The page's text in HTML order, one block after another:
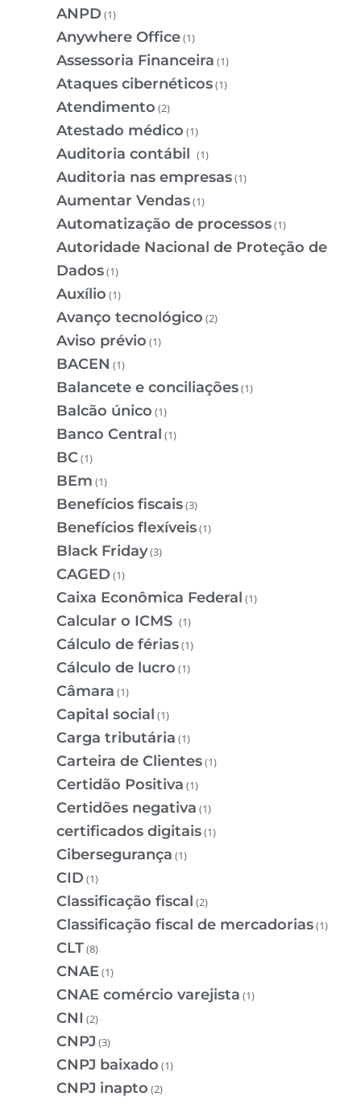
ANPD (1)
Anywhere Office(1)
Assessoria Financeira (1)
Ataques cibernéticos(1)
Atendimento (2)
Atestado médico (1)
Auditoria contábil (1)
Auditoria nas empresas(1)
Aumentar Vendas(1)
Automatização de processos(1)
Autoridade Nacional de Proteção de
Dados(1)
Auxílio (1)
Avanço tecnológico (2)
Aviso prévio (1)
BACEN (1)
Balancete e conciliações(1)
Balcão único (1)
Banco Central (1)
BC(1)
BEm (1)
Benefícios fiscais(3)
Benefícios flexíveis(1)
Black Friday(3)
CAGED (1)
Caixa Econômica Federal (1)
Calcular o ICMS (1)
Cálculo de férias(1)
Cálculo de lucro (1)
Câmara (1)
Capital social (1)
Carga tributária (1)
Carteira de Clientes(1)
Certidão Positiva (1)
Certidões negativa (1)
certificados digitais(1)
Cibersegurança (1)
CID (1)
Classificação fiscal (2)
Classificação fiscal de mercadorias(1)
CLT(8)
CNAE(1)
CNAE comércio varejista (1)
CNI (2)
CNPJ (3)
CNPJ baixado (1)
CNPJ inapto (2)